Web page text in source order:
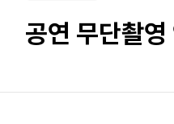
공연 무단촬